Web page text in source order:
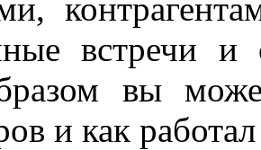
встречи и
вы
и как